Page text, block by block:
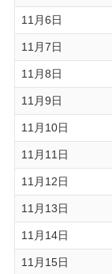
11月6日
11月7日
11月8日
11月9日
11月10日
11月11日
11月12日
11月13日
11月14日
11月15日